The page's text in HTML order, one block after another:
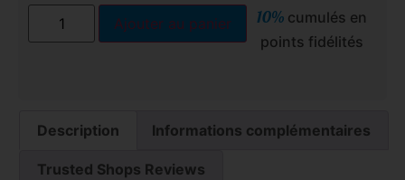
Ajouter au panier 10% cumulés en
points fidélités
Description Informations complémentaires
Trusted Shops Reviews